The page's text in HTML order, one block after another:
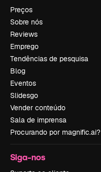
Preços
Sobre nós
Reviews
Emprego
Tendências de pesquisa
Blog
Eventos
Slidesgo
Vender conteúdo
Sala de imprensa
Procurando por magnific.ai?
Siga-nos